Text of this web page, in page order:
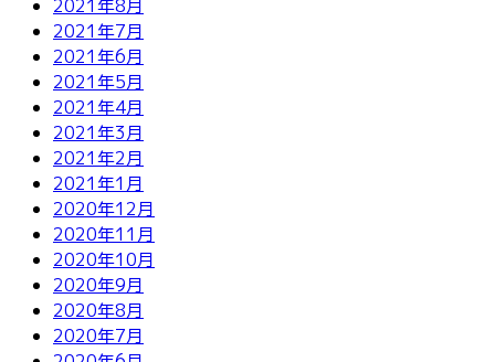
2021年8月
2021年7月
2021年6月
2021年5月
2021年4月
2021年3月
2021年2月
2021年1月
2020年12月
2020年11月
2020年10月
2020年9月
2020年8月
2020年7月